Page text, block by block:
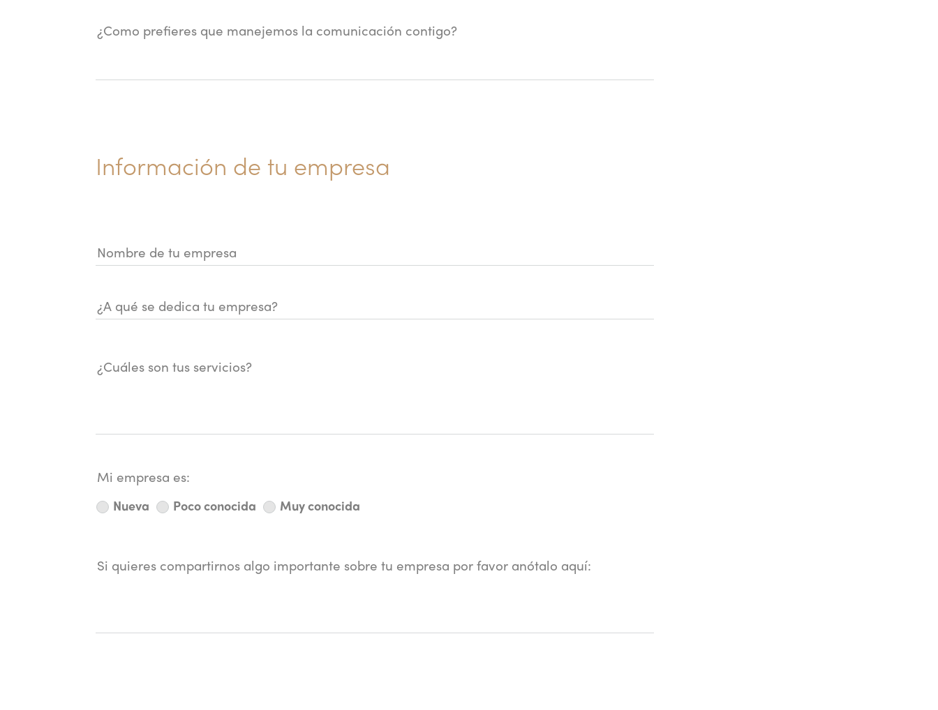
¿Como prefieres que manejemos la comunicación contigo?
Información de tu empresa
Nombre de tu empresa
¿A qué se dedica tu empresa?
¿Cuáles son tus servicios?
Mi empresa es:
Nueva Poco conocida Muy conocida
Si quieres compartirnos algo importante sobre tu empresa por favor anótalo aquí: